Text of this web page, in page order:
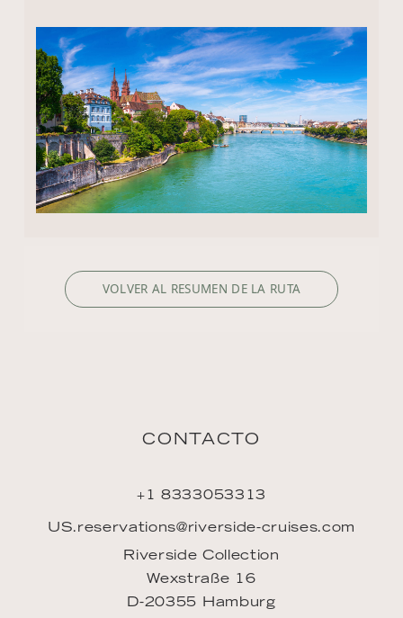
VOLVER AL RESUMEN DE LA RUTA
CONTACTO
+1 8333053313
US.reservations@riverside-cruises.com
Riverside Collection
Wexstraße 16
D-20355 Hamburg